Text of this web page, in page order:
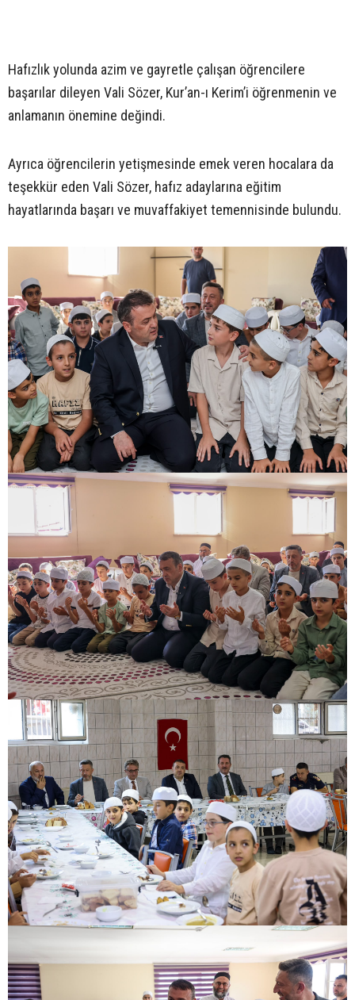
Hafızlık yolunda azim ve gayretle çalışan öğrencilere
başarılar dileyen Vali Sözer, Kur’an-ı Kerim’i öğrenmenin ve
anlamanın önemine değindi.
Ayrıca öğrencilerin yetişmesinde emek veren hocalara da
teşekkür eden Vali Sözer, hafız adaylarına eğitim
hayatlarında başarı ve muvaffakiyet temennisinde bulundu.